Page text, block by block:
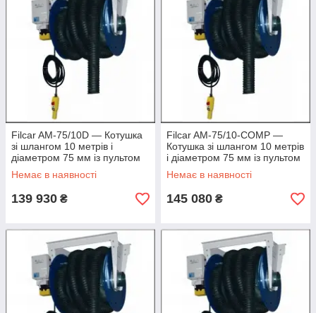
Filcar AM-75/10D — Котушка
зі шлангом 10 метрів і
діаметром 75 мм із пультом
Немає в наявності
139 930 ₴
Filcar AM-75/10-COMP —
Котушка зі шлангом 10 метрів
і діаметром 75 мм із пультом
і наконечником
Немає в наявності
145 080 ₴